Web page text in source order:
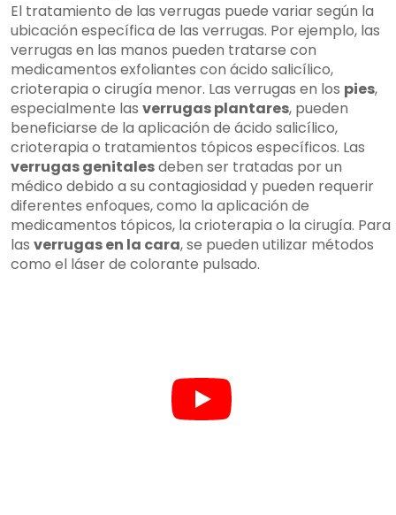
El tratamiento de las verrugas puede variar según la
ubicación específica de las verrugas. Por ejemplo, las
verrugas en las manos pueden tratarse con
medicamentos exfoliantes con ácido salicílico,
crioterapia o cirugía menor. Las verrugas en los pies,
especialmente las verrugas plantares, pueden
beneficiarse de la aplicación de ácido salicílico,
crioterapia o tratamientos tópicos específicos. Las
verrugas genitalesdeben ser tratadas por un
médico debido a su contagiosidad y pueden requerir
diferentes enfoques, como la aplicación de
medicamentos tópicos, la crioterapia o la cirugía. Para
las verrugas en la cara, se pueden utilizar métodos
como el láser de colorante pulsado.